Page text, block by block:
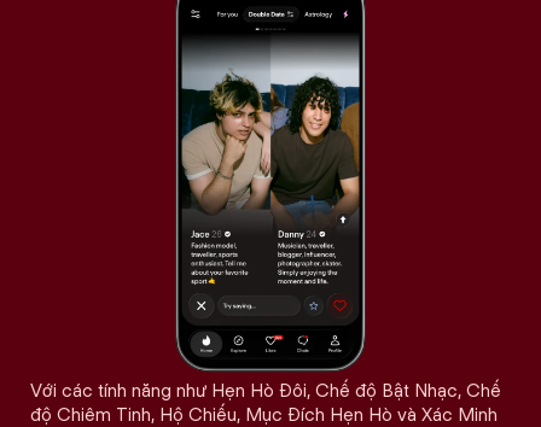
Với các tính năng như Hẹn Hò Đôi, Chế độ Bật Nhạc, Chế
độ Chiêm Tinh, Hộ Chiếu, Mục Đích Hẹn Hò và Xác Minh